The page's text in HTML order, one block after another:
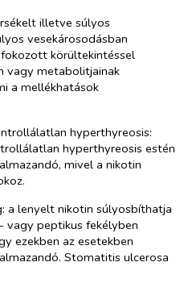
illetve súlyos
vesekárosodásban
körültekintéssel
vagy metabolitjainak
a mellékhatások
hyperthyreosis:
hyperthyreosis estén
mivel a nikotin
: a lenyelt nikotin súlyosbíthatja
vagy peptikus fekélyben
ezekben az esetekben
Stomatitis ulcerosa